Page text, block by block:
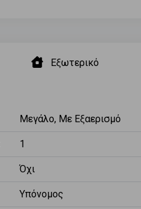
Εξωτερικό
Μεγάλο, Με Εξαερισμό
1
Όχι
Υπόνομος